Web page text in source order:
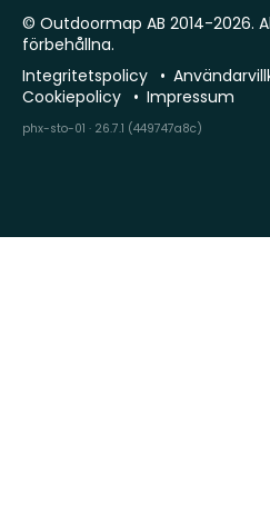
© Outdoormap AB 2014-2026.
förbehållna.
Integritetspolicy
Cookiepolicy
Impressum
phx-sto-01 · 26.7.1 (449747a8c)